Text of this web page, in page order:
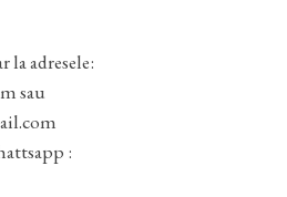
adresele:
sau
: